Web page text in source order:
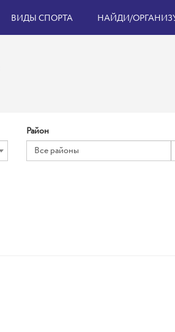
ВИДЫ СПОРТА НАЙДИ/
Район
Все районы